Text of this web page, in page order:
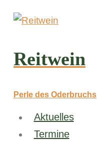
Reitwein
Perle des Oderbruchs
Aktuelles
Termine